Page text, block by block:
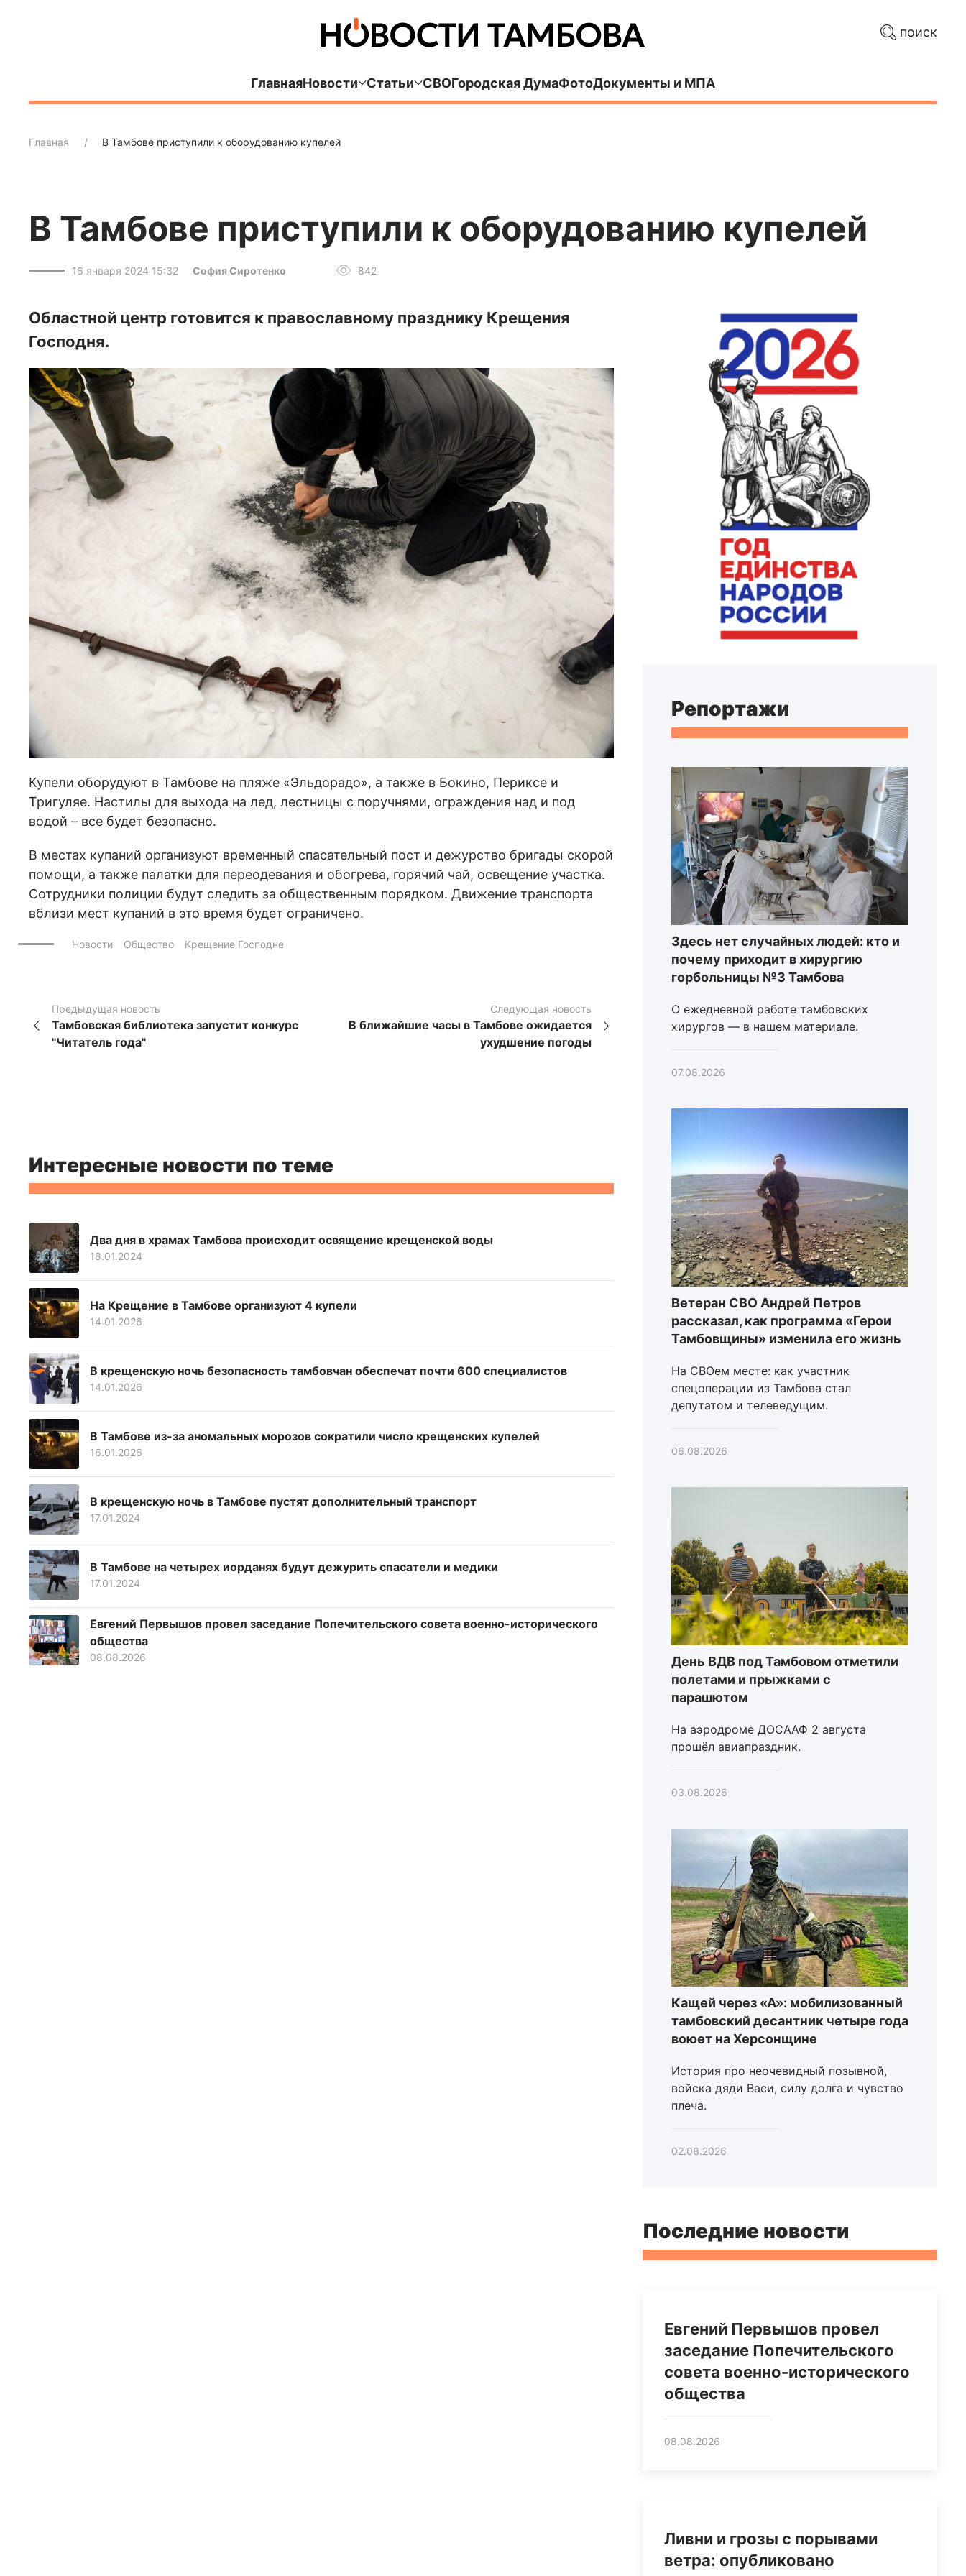
поиск
ГлавнаяНовости Статьи СВОГородская ДумаФотоДокументы и МПА
Главная В Тамбове приступили к оборудованию купелей
В Тамбове приступили к оборудованию купелей
16 января 2024 15:32 София Сиротенко 842
Областной центр готовится к православному празднику Крещения
Господня.
Купели оборудуют в Тамбове на пляже «Эльдорадо», а также в Бокино, Периксе и
Тригуляе. Настилы для выхода на лед, лестницы с поручнями, ограждения над и под
водой – все будет безопасно.
В местах купаний организуют временный спасательный пост и дежурство бригады скорой
помощи, а также палатки для переодевания и обогрева, горячий чай, освещение участка.
Сотрудники полиции будут следить за общественным порядком. Движение транспорта
вблизи мест купаний в это время будет ограничено.
Новости Общество Крещение Господне
Предыдущая новость
Тамбовская библиотека запустит конкурс
"Читатель года"
Следующая новость
В ближайшие часы в Тамбове ожидается
ухудшение погоды
Интересные новости по теме
Два дня в храмах Тамбова происходит освящение крещенской воды
18.01.2024
На Крещение в Тамбове организуют 4 купели
14.01.2026
В крещенскую ночь безопасность тамбовчан обеспечат почти 600 специалистов
14.01.2026
В Тамбове из-за аномальных морозов сократили число крещенских купелей
16.01.2026
В крещенскую ночь в Тамбове пустят дополнительный транспорт
17.01.2024
В Тамбове на четырех иорданях будут дежурить спасатели и медики
17.01.2024
Евгений Первышов провел заседание Попечительского совета военно-исторического
общества
08.08.2026
Репортажи
Здесь нет случайных людей: кто и
почему приходит в хирургию
горбольницы №3 Тамбова
О ежедневной работе тамбовских
хирургов — в нашем материале.
07.08.2026
Ветеран СВО Андрей Петров
рассказал, как программа «Герои
Тамбовщины» изменила его жизнь
На СВОем месте: как участник
спецоперации из Тамбова стал
депутатом и телеведущим.
06.08.2026
День ВДВ под Тамбовом отметили
полетами и прыжками с
парашютом
На аэродроме ДОСААФ 2 августа
прошёл авиапраздник.
03.08.2026
Кащей через «А»: мобилизованный
тамбовский десантник четыре года
воюет на Херсонщине
История про неочевидный позывной,
войска дяди Васи, силу долга и чувство
плеча.
02.08.2026
Последние новости
Евгений Первышов провел
заседание Попечительского
совета военно-исторического
общества
08.08.2026
Ливни и грозы с порывами
ветра: опубликовано